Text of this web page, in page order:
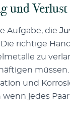
und Verlust
Aufgabe, die
Die richtige
zu
und
jedes